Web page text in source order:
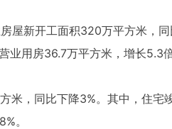
屋新开工面积320万平方米，
业用房36.7万平方米，增长5.3
米，同比下降3%。其中，住
。